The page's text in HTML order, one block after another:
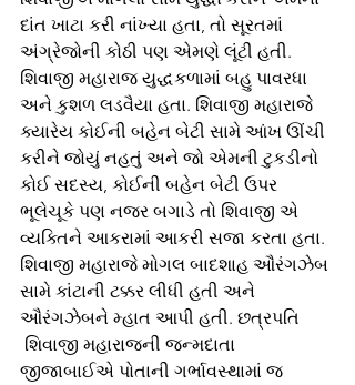
દાંત ખાટા કરી નાંખ્યા હતા, તો સૂરતમાં
અંગ્રેજોની કોઠી પણ એમણે લૂંટી હતી.
શિવાજી મહારાજ યુદ્ધકળામાં બહુ પાવરધા
અને કુશળ લડવૈયા હતા. શિવાજી મહારાજે
ક્યારેય કોઈની બહેન બેટી સામે આંખ ઊંચી
કરીને જોયું નહતું અને જો એમની ટુકડીનો
કોઈ સદસ્ય, કોઈની બહેન બેટી ઉપર
ભૂલેચૂકે પણ નજર બગાડે તો શિવાજી એ
વ્યક્તિને આકરામાં આકરી સજા કરતા હતા.
શિવાજી મહારાજે મોગલ બાદશાહ ઔરંગઝેબ
સામે કાંટાની ટક્કર લીધી હતી અને
ઔરંગઝેબને મ્હાત આપી હતી. છત્રપતિ
જીજાબાઈએ પોતાની ગર્ભાવસ્થામાં જ